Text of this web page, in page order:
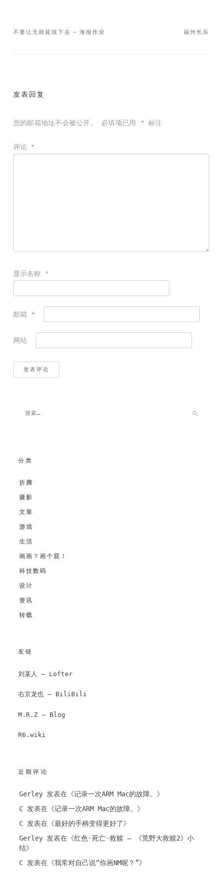
文
福州长乐
不要让无助延续下去 – 海报作业
发表回复
您的邮箱地址不会被公开。 必填项已用 * 标注
评论 *
显示名称 *
邮箱 *
网站
分类
折腾
摄影
文章
游戏
生活
画画？画个屁！
科技数码
设计
资讯
转载
友链
刘某人 – Lofter
右京龙也 – BiliBili
M.R.Z – Blog
R6.wiki
近期评论
Gerley发表在《记录一次ARM Mac的故障。 》
C发表在《记录一次ARM Mac的故障。 》
C发表在《最好的手柄变得更好了》
Gerley发表在《红色·死亡·救赎 – 《荒野大救赎2》小
结》
C发表在《我常对自己说“你画NM呢？”》